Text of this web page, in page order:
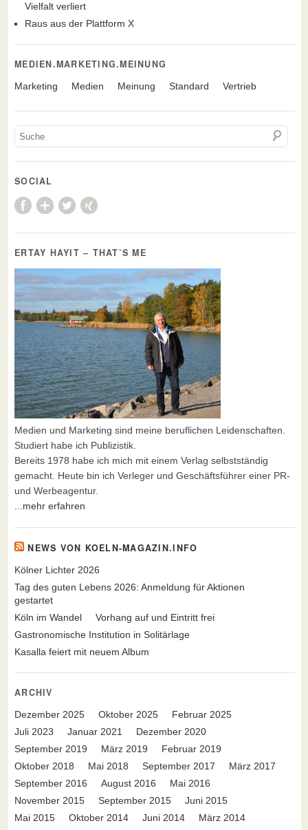
Vielfalt verliert
Raus aus der Plattform X
MEDIEN.MARKETING.MEINUNG
Marketing Medien Meinung Standard Vertrieb
SOCIAL
ERTAY HAYIT – THAT’S ME
Medien und Marketing sind meine beruflichen Leidenschaften.
Studiert habe ich Publizistik.
Bereits 1978 habe ich mich mit einem Verlag selbstständig
gemacht. Heute bin ich Verleger und Geschäftsführer einer PR-
und Werbeagentur.
...mehr erfahren
NEWS VON KOELN-MAGAZIN.INFO
Kölner Lichter 2026
Tag des guten Lebens 2026: Anmeldung für Aktionen
gestartet
Köln im Wandel
Vorhang auf und Eintritt frei
Gastronomische Institution in Solitärlage
Kasalla feiert mit neuem Album
ARCHIV
Dezember 2025 Oktober 2025
Februar 2025
Juli 2023
Januar 2021
Dezember 2020
September 2019
März 2019
Februar 2019
Oktober 2018
Mai 2018 September 2017
März 2017
September 2016
August 2016
Mai 2016
November 2015
September 2015
Juni 2015
Mai 2015
Oktober 2014 Juni 2014
März 2014